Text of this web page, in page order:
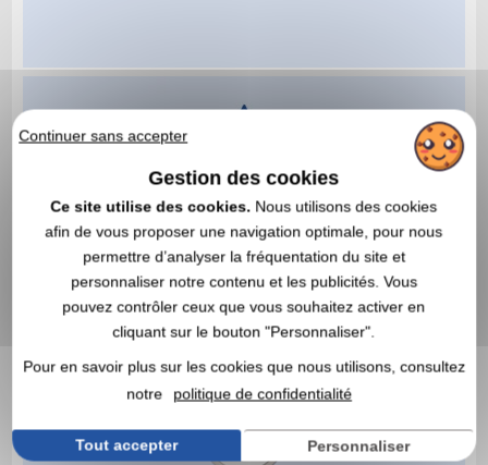
Continuer sans accepter
Gestion des cookies
Ce site utilise des cookies. Nous utilisons des cookies
afin de vous proposer une navigation optimale, pour nous
permettre d’analyser la fréquentation du site et
personnaliser notre contenu et les publicités. Vous
pouvez contrôler ceux que vous souhaitez activer en
cliquant sur le bouton "Personnaliser".
Pour en savoir plus sur les cookies que nous utilisons, consultez
notre
politique de confidentialité
Tout accepter Personnaliser